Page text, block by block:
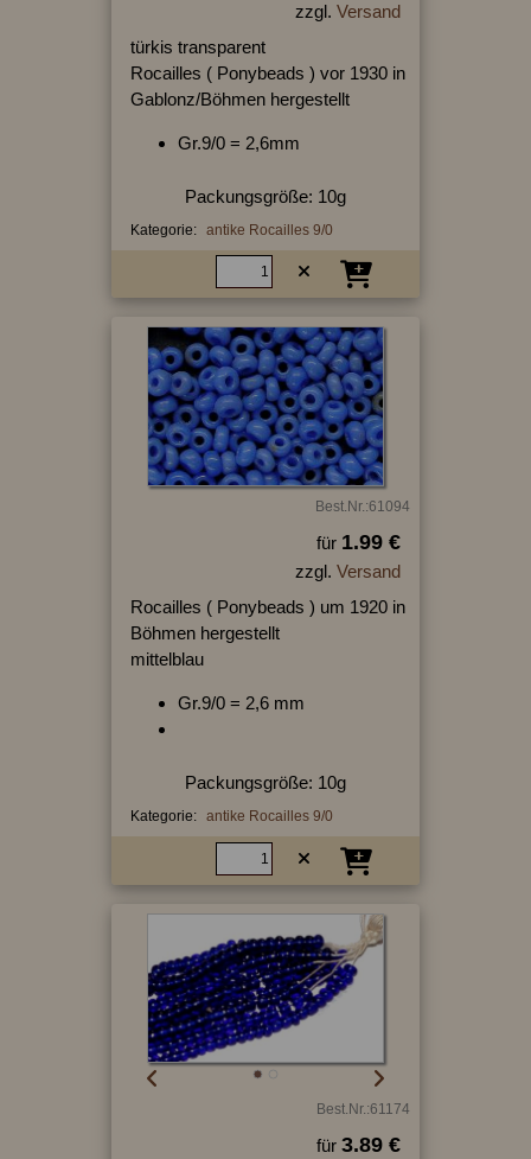
zzgl. Versand
türkis transparent
Rocailles ( Ponybeads ) vor 1930 in
Gablonz/Böhmen hergestellt
Gr.9/0 = 2,6mm
Packungsgröße: 10g
Kategorie: antike Rocailles 9/0
Best.Nr.:61094
für 1.99 €
zzgl. Versand
Rocailles ( Ponybeads ) um 1920 in
Böhmen hergestellt
mittelblau
Gr.9/0 = 2,6 mm
Packungsgröße: 10g
Kategorie: antike Rocailles 9/0
Best.Nr.:61174
für 3.89 €